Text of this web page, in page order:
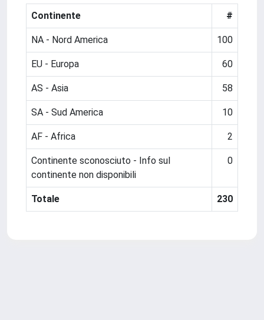
Continente #
NA - Nord America 100
EU - Europa 60
AS - Asia 58
SA - Sud America 10
AF - Africa 2
Continente sconosciuto - Info sul
continente non disponibili
0
Totale 230